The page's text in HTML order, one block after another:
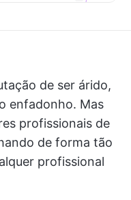
de ser árido,
enfadonho. Mas
profissionais de
de forma tão
profissional